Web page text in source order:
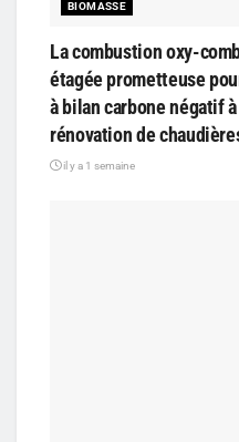
BIOMASSE
La combustion oxy-
étagée prometteuse
à bilan carbone négatif
rénovation de
il y a 1 semaine